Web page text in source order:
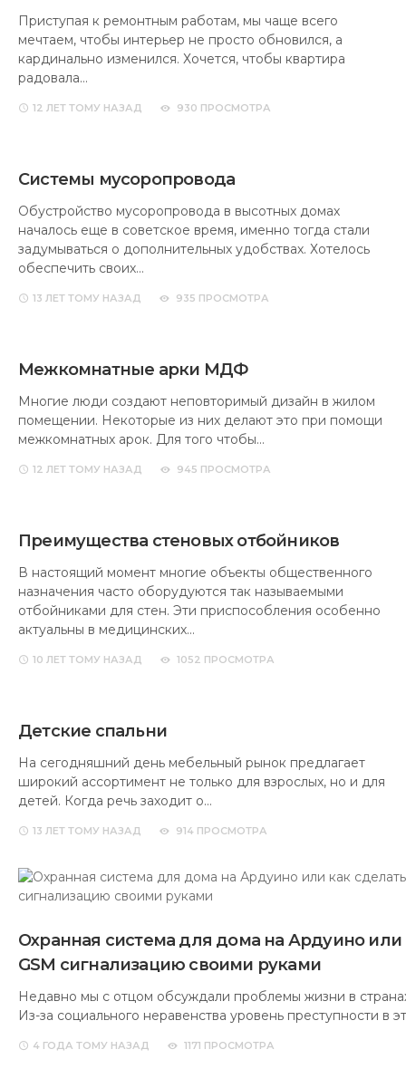
Приступая к ремонтным работам, мы чаще всего
мечтаем, чтобы интерьер не просто обновился, а
кардинально изменился. Хочется, чтобы квартира
радовала…
12 ЛЕТ ТОМУ НАЗАД 930 ПРОСМОТРА
Системы мусоропровода
Обустройство мусоропровода в высотных домах
началось еще в советское время, именно тогда стали
задумываться о дополнительных удобствах. Хотелось
обеспечить своих…
13 ЛЕТ ТОМУ НАЗАД 935 ПРОСМОТРА
Межкомнатные арки МДФ
Многие люди создают неповторимый дизайн в жилом
помещении. Некоторые из них делают это при помощи
межкомнатных арок. Для того чтобы…
12 ЛЕТ ТОМУ НАЗАД 945 ПРОСМОТРА
Преимущества стеновых отбойников
В настоящий момент многие объекты общественного
назначения часто оборудуются так называемыми
отбойниками для стен. Эти приспособления особенно
актуальны в медицинских…
10 ЛЕТ ТОМУ НАЗАД 1052 ПРОСМОТРА
Детские спальни
На сегодняшний день мебельный рынок предлагает
широкий ассортимент не только для взрослых, но и для
детей. Когда речь заходит о…
13 ЛЕТ ТОМУ НАЗАД 914 ПРОСМОТРА
Охранная система для дома на Ардуино или
GSM сигнализацию своими руками
Недавно мы с отцом обсуждали проблемы жизни в
Из-за социального неравенства уровень преступности в
4 ГОДА ТОМУ НАЗАД 1171 ПРОСМОТРА